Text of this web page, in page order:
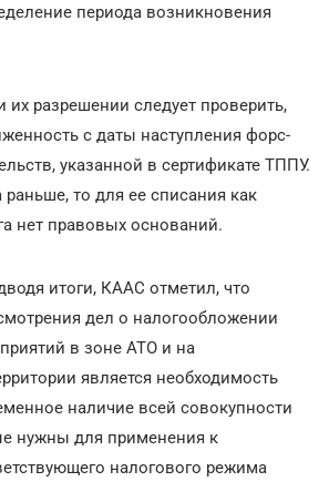
периода возникновения
их разрешении следует проверить,
с даты наступления форс-
указанной в сертификате ТППУ.
то для ее списания как
нет правовых оснований.
итоги, КААС отметил, что
дел о налогообложении
в зоне АТО и на
является необходимость
наличие всей совокупности
нужны для применения к
налогового режима